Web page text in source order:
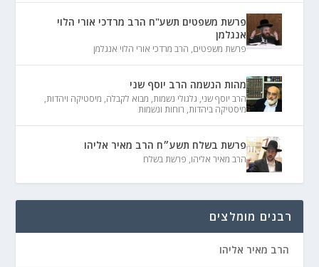
פרשת משפטים תשע"ח הרב מרדכי אורי הלוי
אנגלמן
פרשת משפטים, הרב מרדכי אורי הלוי אנגלמן
מהות הנשמה הרב יוסף שני
הרב יוסף שני, גלגולי נשמות, מבוא לקבלה, מיסטיקה ויהדות,
מיסטיקה ביהדות, רוחות ונשמות
פרשת בשלח תשע״ח הרב מאיר אליהו
הרב מאיר אליהו, פרשת בשלח
רבנים מומלצים
הרב מאיר אליהו